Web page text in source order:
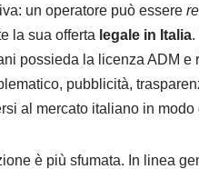
un operatore può essere
la sua offerta legale in Italia.
possieda la licenza ADM e
pubblicità,
al mercato italiano in
è più sfumata. In linea